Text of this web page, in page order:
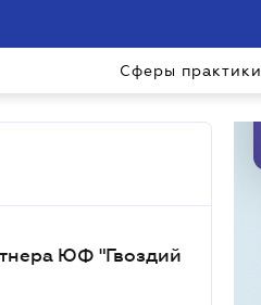
Сферы практики
ЮФ "Гвоздий